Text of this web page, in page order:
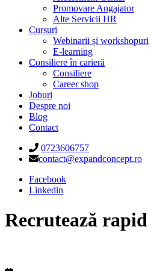
Promovare Angajator
Alte Servicii HR
Cursuri
Webinarii și workshopuri
E-learning
Consiliere în carieră
Consiliere
Career shop
Joburi
Despre noi
Blog
Contact
0723606757
contact@expandconcept.ro
Facebook
Linkedin
Recrutează